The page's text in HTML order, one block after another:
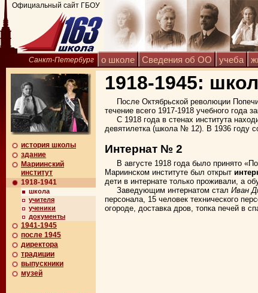
Официальный сайт ГБОУ
Санкт-Петербург о школе Сведения об ОО учеба
история школы
здание
Мариинский
институт
1918-1941
школа
учителя
ученики
документы
1941-1945
после 1945
директора
традиции
выпускники
музей
1918-1945:
После Октябрьской революции
течение всего 1917-1918 учебного года
С 1918 года в стенах института
девятилетка (школа № 12). В 1936 году
Интернат № 2
В августе 1918 года было принято
Мариинском институте был открыт
дети в интернате только проживали, а
Заведующим интернатом стал Иван
персонала, 15 человек технического
огороде, доставка дров, топка печей в